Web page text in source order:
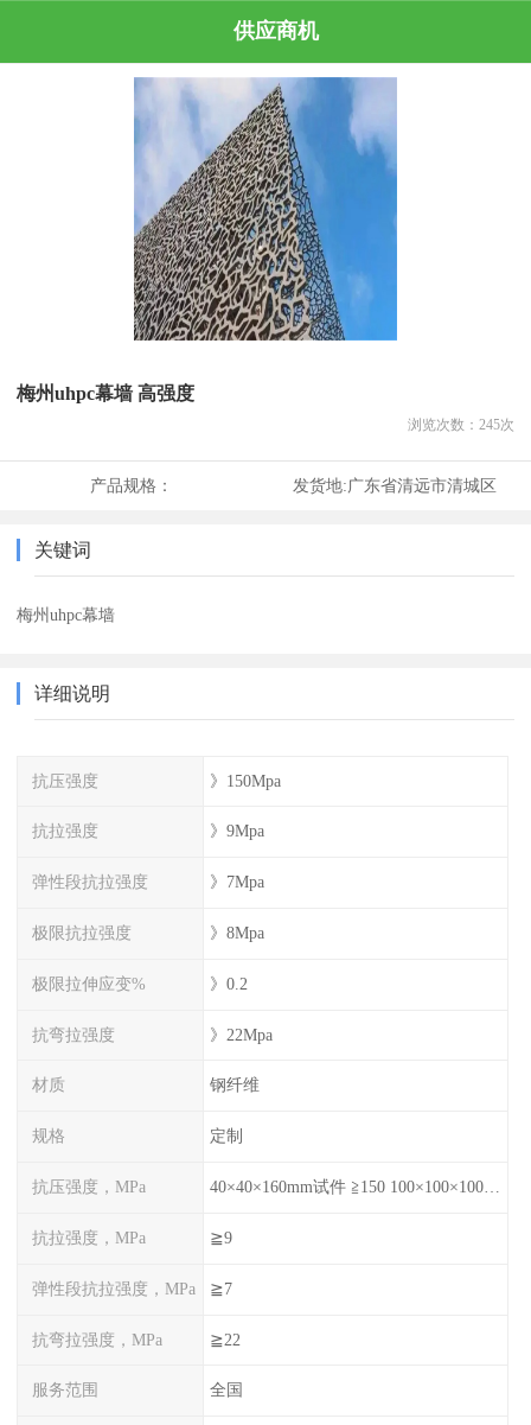
供应商机
梅州uhpc幕墙 高强度
浏览次数： 245次
产品规格： 发货地:广东省清远市清城区
关键词
梅州uhpc幕墙
详细说明
抗压强度 》150Mpa
抗拉强度 》9Mpa
弹性段抗拉强度 》7Mpa
极限抗拉强度 》8Mpa
极限拉伸应变% 》0.2
抗弯拉强度 》22Mpa
材质 钢纤维
规格 定制
抗压强度，MPa 40×40×160mm试件 ≧150 100×100×100mm试件≧120
抗拉强度，MPa ≧9
弹性段抗拉强度，MPa ≧7
抗弯拉强度，MPa ≧22
服务范围 全国